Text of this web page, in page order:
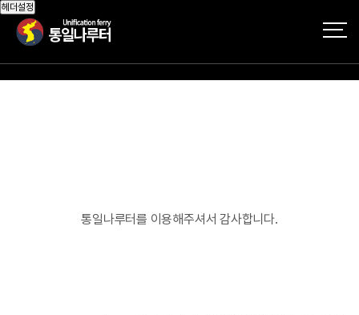
헤더설정
통일나루터를 이용해주셔서 감사합니다.